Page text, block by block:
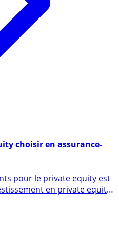
choisir en assurance-
pour le private equity est
en private equity